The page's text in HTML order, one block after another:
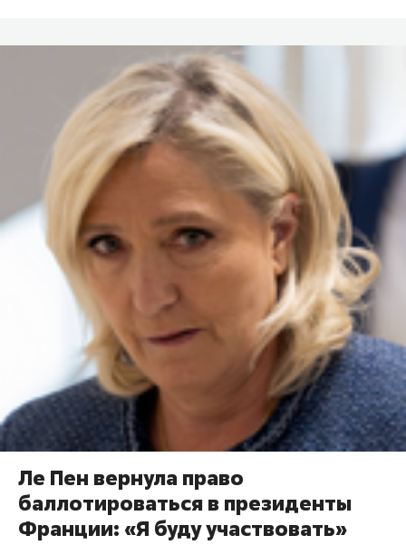
Ле Пен вернула право
баллотироваться в президенты
Франции: «Я буду участвовать»